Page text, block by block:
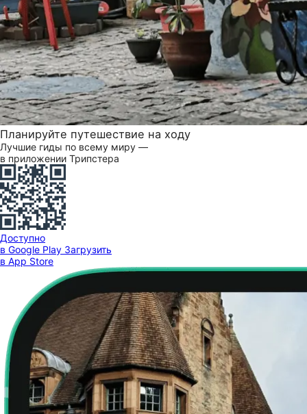
Планируйте путешествие на ходу
Лучшие гиды по всему миру —
в приложении Трипстера
Доступно
в Google Play Загрузить
в App Store